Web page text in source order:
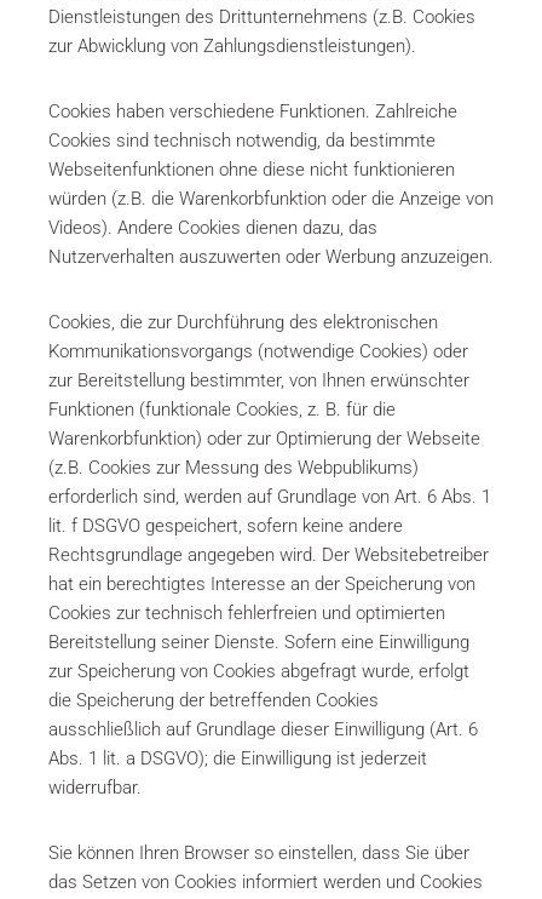
Dienstleistungen des Drittunternehmens (z.B. Cookies
zur Abwicklung von Zahlungsdienstleistungen).
Cookies haben verschiedene Funktionen. Zahlreiche
Cookies sind technisch notwendig, da bestimmte
Webseitenfunktionen ohne diese nicht funktionieren
würden (z.B. die Warenkorbfunktion oder die Anzeige von
Videos). Andere Cookies dienen dazu, das
Nutzerverhalten auszuwerten oder Werbung anzuzeigen.
Cookies, die zur Durchführung des elektronischen
Kommunikationsvorgangs (notwendige Cookies) oder
zur Bereitstellung bestimmter, von Ihnen erwünschter
Funktionen (funktionale Cookies, z. B. für die
Warenkorbfunktion) oder zur Optimierung der Webseite
(z.B. Cookies zur Messung des Webpublikums)
erforderlich sind, werden auf Grundlage von Art. 6 Abs. 1
lit. f DSGVO gespeichert, sofern keine andere
Rechtsgrundlage angegeben wird. Der Websitebetreiber
hat ein berechtigtes Interesse an der Speicherung von
Cookies zur technisch fehlerfreien und optimierten
Bereitstellung seiner Dienste. Sofern eine Einwilligung
zur Speicherung von Cookies abgefragt wurde, erfolgt
die Speicherung der betreffenden Cookies
ausschließlich auf Grundlage dieser Einwilligung (Art. 6
Abs. 1 lit. a DSGVO); die Einwilligung ist jederzeit
widerrufbar.
Sie können Ihren Browser so einstellen, dass Sie über
das Setzen von Cookies informiert werden und Cookies